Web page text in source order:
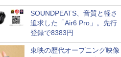
配信など。夏の特番・配信情
報
SOUNDPEATS、音質と軽さ
追求した「Air6 Pro」。先行
登録で8383円
東映の歴代オープニング映像